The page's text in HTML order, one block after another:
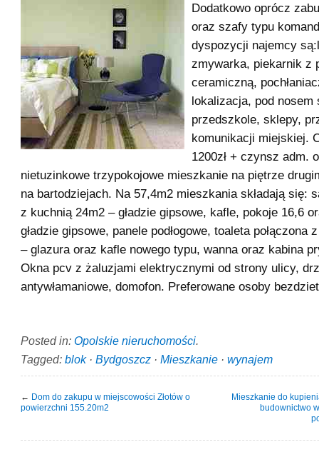
Dodatkowo oprócz
oraz szafy typu
dyspozycji najemcy
zmywarka, piekarnik z
ceramiczną,
lokalizacja, pod nosem
przedszkole, sklepy,
komunikacji miejskiej.
1200zł + czynsz adm.
nietuzinkowe trzypokojowe mieszkanie na piętrze
na bartodziejach. Na 57,4m2 mieszkania składają się:
z kuchnią 24m2 – gładzie gipsowe, kafle, pokoje 16,6
gładzie gipsowe, panele podłogowe, toaleta połączona
– glazura oraz kafle nowego typu, wanna oraz kabina
Okna pcv z żaluzjami elektrycznymi od strony ulicy,
antywłamaniowe, domofon. Preferowane osoby
Posted in: Opolskie nieruchomości.
Tagged: blok· Bydgoszcz · Mieszkanie · wynajem
← Dom do zakupu w miejscowości Złotów o
powierzchni 155.20m2
Mieszkanie do
budownictwo